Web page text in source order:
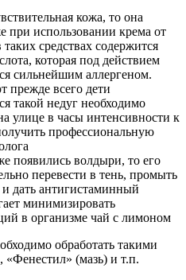
кожа, то она
при использовании крема от
средствах содержится
которая под действием
сильнейшим аллергеном.
прежде всего дети
такой недуг необходимо
улице в часы интенсивности к
профессиональную
появились волдыри, то его
перевести в тень, промыть
дать антигистаминный
минимизировать
в организме чай с лимоном
обработать такими
«Фенестил» (мазь) и т.п.